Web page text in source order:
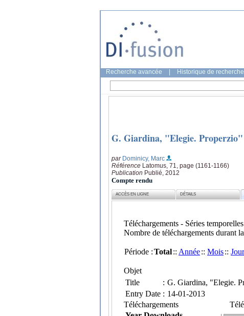
Recherche avancée Historique de recherche
G. Giardina, "Elegie. Properzio"
par Dominicy, Marc
Référence Latomus, 71, page (1161-1166)
Publication Publié, 2012
Compte rendu
ACCÈS EN LIGNE DÉTAILS